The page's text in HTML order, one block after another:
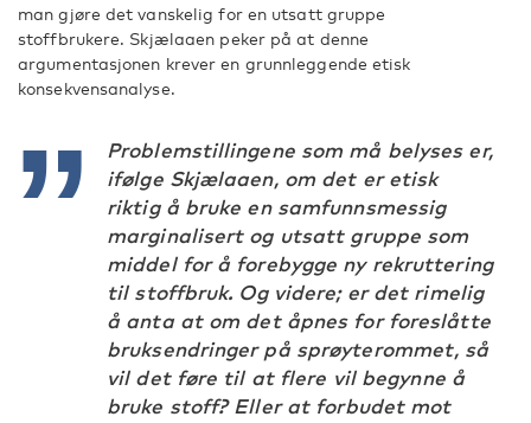
man gjøre det vanskelig for en utsatt gruppe
stoffbrukere. Skjælaaen peker på at denne
argumentasjonen krever en grunnleggende etisk
konsekvensanalyse.
Problemstillingene som må belyses er,
ifølge Skjælaaen, om det er etisk
riktig å bruke en samfunnsmessig
marginalisert og utsatt gruppe som
middel for å forebygge ny rekruttering
til stoffbruk. Og videre; er det rimelig
å anta at om det åpnes for foreslåtte
bruksendringer på sprøyterommet, så
vil det føre til at flere vil begynne å
bruke stoff? Eller at forbudet mot